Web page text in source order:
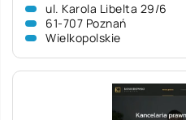
ul. Karola Libelta 29/6
61-707 Poznań
Wielkopolskie